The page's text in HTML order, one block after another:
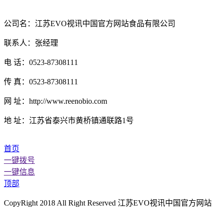
公司名：江苏EVO视讯中国官方网站食品有限公司
联系人：张经理
电 话：0523-87308111
传 真：0523-87308111
网 址：http://www.reenobio.com
地 址：江苏省泰兴市黄桥镇通联路1号
首页
一键拨号
一键信息
顶部
CopyRight 2018 All Right Reserved 江苏EVO视讯中国官方网站